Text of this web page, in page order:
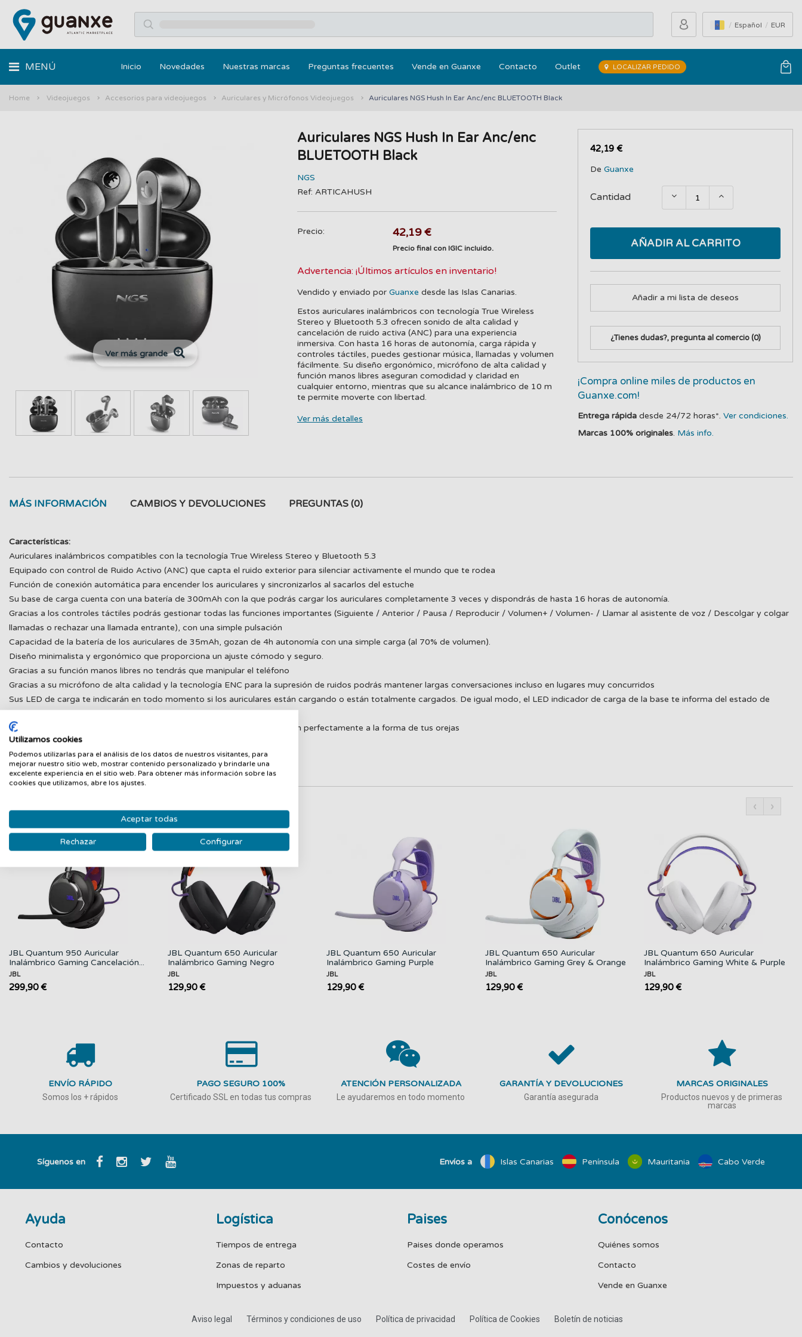
Español EUR
MENÚ Inicio Novedades Nuestras marcas Preguntas frecuentes Vende en Guanxe Contacto Outlet LOCALIZAR PEDIDO
Home Videojuegos Accesorios para videojuegos Auriculares y Micrófonos Videojuegos Auriculares NGS Hush In Ear Anc/enc BLUETOOTH Black
Ver más grande
Auriculares NGS Hush In Ear Anc/enc
BLUETOOTH Black
NGS
Ref: ARTICAHUSH
Precio: 42,19 €
Precio final con IGIC incluido.
Advertencia: ¡Últimos artículos en inventario!
Vendido y enviado por Guanxe desde las Islas Canarias.
Estos auriculares inalámbricos con tecnología True Wireless
Stereo y Bluetooth 5.3 ofrecen sonido de alta calidad y
cancelación de ruido activa (ANC) para una experiencia
inmersiva. Con hasta 16 horas de autonomía, carga rápida y
controles táctiles, puedes gestionar música, llamadas y volumen
fácilmente. Su diseño ergonómico, micrófono de alta calidad y
función manos libres aseguran comodidad y claridad en
cualquier entorno, mientras que su alcance inalámbrico de 10 m
te permite moverte con libertad.
Ver más detalles
42,19 €
DeGuanxe
Cantidad
AÑADIR AL CARRITO
Añadir a mi lista de deseos
¿Tienes dudas?, pregunta al comercio(0)
¡Compra online miles de productos en
Guanxe.com!
Entrega rápida desde 24/72 horas*.Ver condiciones.
Marcas 100% originales. Más info.
MÁS INFORMACIÓN CAMBIOS Y DEVOLUCIONES PREGUNTAS (0)
Características:
Auriculares inalámbricos compatibles con la tecnología True Wireless Stereo y Bluetooth 5.3
Equipado con control de Ruido Activo (ANC) que capta el ruido exterior para silenciar activamente el mundo que te rodea
Función de conexión automática para encender los auriculares y sincronizarlos al sacarlos del estuche
Su base de carga cuenta con una batería de 300mAh con la que podrás cargar los auriculares completamente 3 veces y dispondrás de hasta 16 horas de autonomía.
Gracias a los controles táctiles podrás gestionar todas las funciones importantes (Siguiente / Anterior / Pausa / Reproducir / Volumen+ / Volumen- / Llamar al asistente de voz / Descolgar y colgar
llamadas o rechazar una llamada entrante), con una simple pulsación
Capacidad de la batería de los auriculares de 35mAh, gozan de 4h autonomía con una simple carga (al 70% de volumen).
Diseño minimalista y ergonómico que proporciona un ajuste cómodo y seguro.
Gracias a su función manos libres no tendrás que manipular el teléfono
Gracias a su micrófono de alta calidad y la tecnología ENC para la supresión de ruidos podrás mantener largas conversaciones incluso en lugares muy concurridos
Sus LED de carga te indicarán en todo momento si los auriculares están cargando o están totalmente cargados. De igual modo, el LED indicador de carga de la base te informa del estado de
Incluye almohadillas en 3 tamaños diferentes (S/M/L) para que se ajusten perfectamente a la forma de tus orejas
10 m de alcance inalámbrico.
PRODUCTOS RELACIONADOS ‹ ›
JBL Quantum 950 Auricular
Inalámbrico Gaming Cancelación...
JBL
299,90 €
JBL Quantum 650 Auricular
Inalámbrico Gaming Negro
JBL
129,90 €
JBL Quantum 650 Auricular
Inalámbrico Gaming Purple
JBL
129,90 €
JBL Quantum 650 Auricular
Inalámbrico Gaming Grey & Orange
JBL
129,90 €
JBL Quantum 650 Auricular
Inalámbrico Gaming White & Purple
JBL
129,90 €
ENVÍO RÁPIDO
Somos los + rápidos
PAGO SEGURO 100%
Certificado SSL en todas tus compras
ATENCIÓN PERSONALIZADA
Le ayudaremos en todo momento
GARANTÍA Y DEVOLUCIONES
Garantía asegurada
MARCAS ORIGINALES
Productos nuevos y de primeras
marcas
Síguenos en Envíos a Islas Canarias Península Mauritania Cabo Verde
Ayuda
Contacto
Cambios y devoluciones
Logística
Tiempos de entrega
Zonas de reparto
Impuestos y aduanas
Paises
Paises donde operamos
Costes de envío
Conócenos
Quiénes somos
Contacto
Vende en Guanxe
Aviso legal Términos y condiciones de uso Política de privacidad Política de Cookies Boletín de noticias
Utilizamos cookies
Podemos utilizarlas para el análisis de los datos de nuestros visitantes, para
mejorar nuestro sitio web, mostrar contenido personalizado y brindarle una
excelente experiencia en el sitio web. Para obtener más información sobre las
cookies que utilizamos, abre los ajustes.
Aceptar todas
Rechazar Configurar